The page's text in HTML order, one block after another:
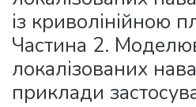
із криволінійною
Частина 2.
локалізованих
приклади